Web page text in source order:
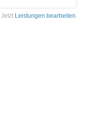
Jetzt Leistungen bearbeiten.